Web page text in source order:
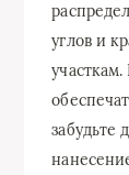
углов и
забудьте